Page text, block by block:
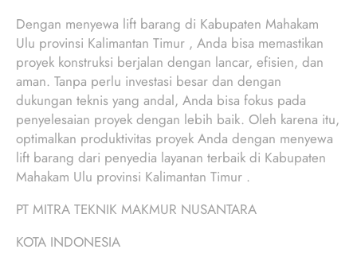
Dengan menyewa lift barang di Kabupaten Mahakam
Ulu provinsi Kalimantan Timur , Anda bisa memastikan
proyek konstruksi berjalan dengan lancar, efisien, dan
aman. Tanpa perlu investasi besar dan dengan
dukungan teknis yang andal, Anda bisa fokus pada
penyelesaian proyek dengan lebih baik. Oleh karena itu,
optimalkan produktivitas proyek Anda dengan menyewa
lift barang dari penyedia layanan terbaik di Kabupaten
Mahakam Ulu provinsi Kalimantan Timur .
PT MITRA TEKNIK MAKMUR NUSANTARA
KOTA INDONESIA